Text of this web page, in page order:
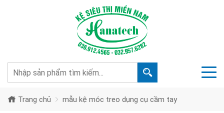
Trang chủ mẫu kệ móc treo dụng cụ cầm tay